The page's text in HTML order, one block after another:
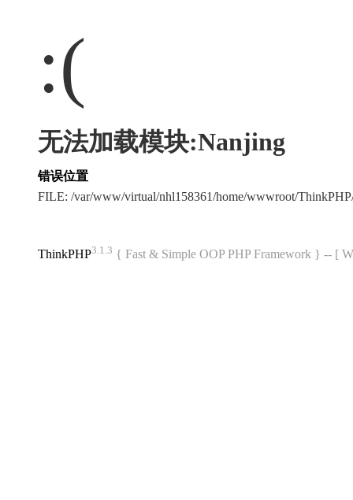
:(
无法加载模块:Nanjing
错误位置
FILE: /var/www/virtual/nhl158361/home/wwwroot/
ThinkPHP3.1.3 { Fast & Simple OOP PHP Framework } -- [